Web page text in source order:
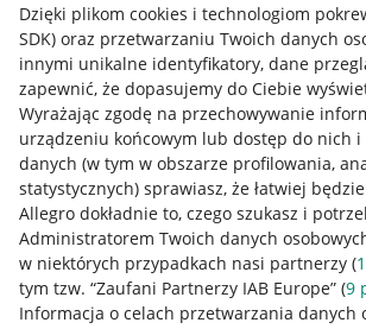
Dzięki plikom cookies i technologiom
SDK) oraz przetwarzaniu Twoich danych
innymi unikalne identyfikatory, dane
zapewnić, że dopasujemy do Ciebie
Wyrażając zgodę na przechowywanie
urządzeniu końcowym lub dostęp do nich
danych (w tym w obszarze profilowania,
statystycznych) sprawiasz, że łatwiej
Allegro dokładnie to, czego szukasz i
Administratorem Twoich danych
w niektórych przypadkach nasi partnerzy (
tym tzw. “Zaufani Partnerzy IAB Europe” (9
Informacja o celach przetwarzania danych
Przydatne informacje
Jak to działa
Napisz do nas